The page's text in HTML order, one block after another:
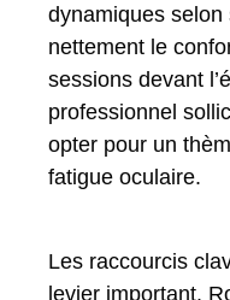
dynamiques
nettement le
sessions devant
professionnel
opter pour un
fatigue oculaire.
Les raccourcis
levier important.